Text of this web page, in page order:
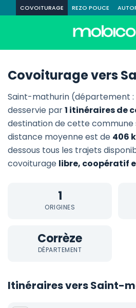
COVOITURAGE REZO POUCE
Covoiturage vers
Saint-mathurin (département
desservie par1 itinéraires de
destination de cette commune
distance moyenne est de 406
dessous tous les trajets
covoiturage libre, coopératif
1
ORIGINES
Corrèze
DÉPARTEMENT
Itinéraires vers Saint-